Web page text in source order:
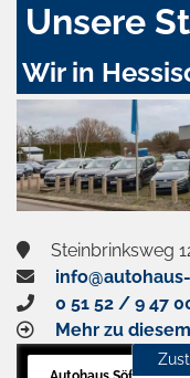
Unsere
Wir in
Steinbrinksweg
0 51 52 / 9 47
Mehr zu